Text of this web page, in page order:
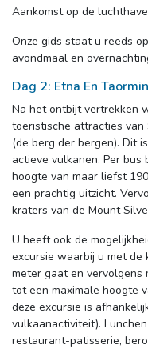
Aankomst op de
Onze gids staat u reeds
avondmaal en
Dag 2: Etna En
Na het ontbijt vertrekken
toeristische attracties van
(de berg der bergen). Dit
actieve vulkanen. Per
hoogte van maar liefst
een prachtig uitzicht.
kraters van de Mount
U heeft ook de
excursie waarbij u met
meter gaat en vervolgens
tot een maximale hoogte
deze excursie is
vulkaanactiviteit).
restaurant-patisserie,